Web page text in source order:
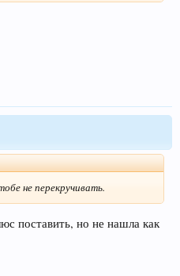
не перекручивать.
поставить, но не нашла как